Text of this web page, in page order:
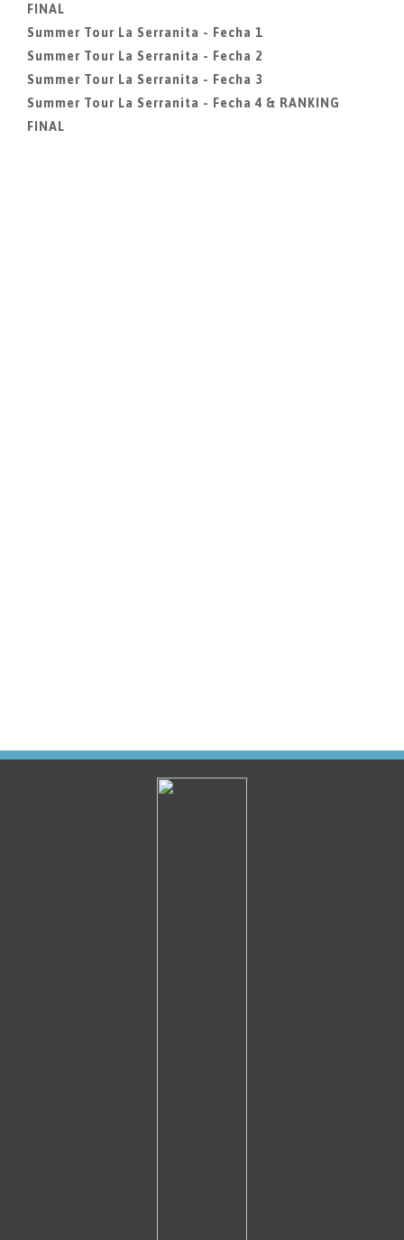
FINAL
Summer Tour La Serranita - Fecha 1
Summer Tour La Serranita - Fecha 2
Summer Tour La Serranita - Fecha 3
Summer Tour La Serranita - Fecha 4 & RANKING
FINAL